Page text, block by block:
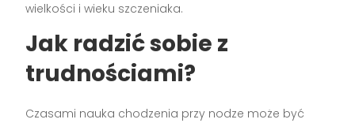
wielkości i wieku szczeniaka.
Jak radzić sobie z
trudnościami?
Czasami nauka chodzenia przy nodze może być